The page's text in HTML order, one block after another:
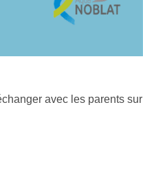
avec les parents sur